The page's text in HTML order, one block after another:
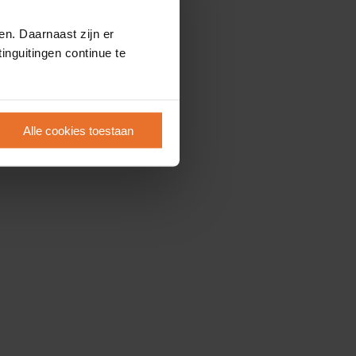
Daarnaast zijn er
continue te
Alle cookies toestaan